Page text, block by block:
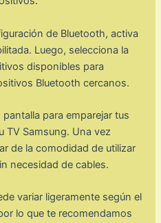
de Bluetooth, activa
Luego, selecciona la
disponibles para
Bluetooth cercanos.
para emparejar tus
TV Samsung. Una vez
de la comodidad de utilizar
necesidad de cables.
variar ligeramente según el
lo que te recomendamos